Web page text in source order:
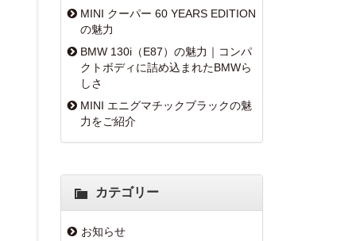
MINI クーパー 60 YEARS EDITION
の魅力
BMW 130i（E87）の魅力｜コンパ
クトボディに詰め込まれたBMWら
しさ
MINI エニグマチックブラックの魅
力をご紹介
カテゴリー
お知らせ